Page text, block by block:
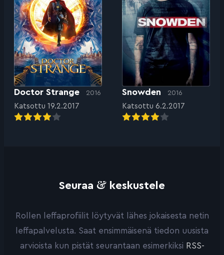
Doctor Strange 2016
Katsottu 19.2.2017
Snowden 2016
Katsottu 6.2.2017
Seuraa & keskustele
Rollen leffaprofiilit löytyvät lähes jokaisesta netin
leffapalvelusta. Saat ensimmäisenä tiedon uusista
arvioista kun pistät seurantaan esimerkiksi RSS-